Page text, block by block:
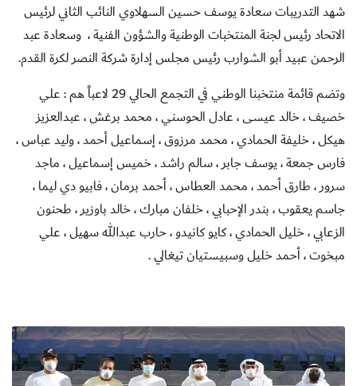
شهد التدريبات سعادة يوسف حسين السهلاوي النائب الثاني لرئيس
الاتحاد رئيس لجنة المنتخبات الوطنية والشؤون الفنية ، وسعادة عبد
الرحمن عبيد أبو الشوارب رئيس مجلس إدارة شركة النصر لكرة القدم.
وتضم قائمة منتخبنا الوطني في التجمع الحالي 29 لاعباً هم : علي
خصيف ، خالد عيسى ، عادل الحوسني ، محمد برغش ، عبدالعزيز
هيكل ، خليفة الحمادي ، محمد مرزوق ، إسماعيل أحمد ، وليد عباس ،
فارس جمعة ، يوسف جابر ، سالم راشد ، خميس إسماعيل ، ماجد
سرور ، طارق أحمد ، محمد العطاس ، أحمد برمان ، فابيو دي ليما ،
جاسم يعقوب ، بندر الإحبابي ، خلفان مبارك ، خالد باوزير ، طحنون
الزعابي ، خليل الحمادي ، كايو كانيدو ، حارب عبدالله سهيل ، علي
مبخوت ، أحمد خليل وسبيستيان تيغالي .